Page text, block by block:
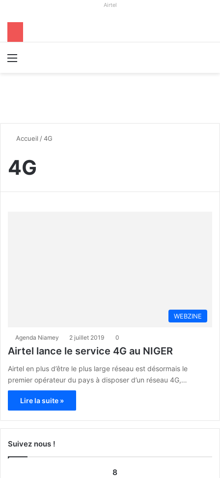
Airtel
Accueil /4G
4G
WEBZINE
Agenda Niamey 2 juillet 2019 0
Airtel lance le service 4G au NIGER
Airtel en plus d’être le plus large réseau est désormais le
premier opérateur du pays à disposer d’un réseau 4G,…
Lire la suite »
Suivez nous !
8